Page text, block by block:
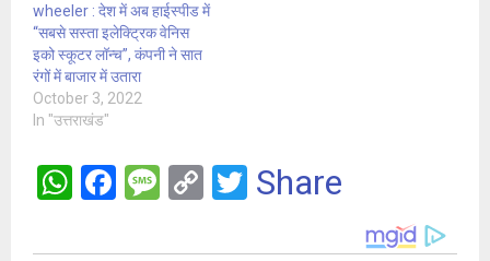
wheeler : देश में अब हाईस्पीड में
“सबसे सस्ता इलेक्ट्रिक वेनिस
इको स्कूटर लॉन्च”, कंपनी ने सात
रंगों में बाजार में उतारा
October 3, 2022
In "उत्तराखंड"
W
at
F
ce
M
s
C
py
T
tt
Share